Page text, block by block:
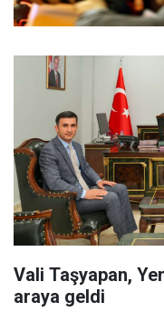
Vali Taşyapan,
araya geldi